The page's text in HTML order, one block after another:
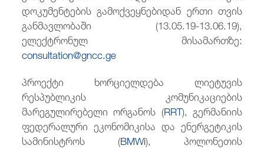
დოკუმენტების გამოქვეყნებიდან ერთი თვის
განმავლობაში (13.05.19-13.06.19),
ელექტრონულ მისამართზე:
consultation@gncc.ge
პროექტი ხორციელდება ლიეტუვის
რესპუბლიკის კომუნიკაციების
მარეგულირებელი ორგანოს (RRT), გერმანიის
ფედერალური ეკონომიკისა და ენერგეტიკის
სამინისტროს (BMWi), პოლონეთის